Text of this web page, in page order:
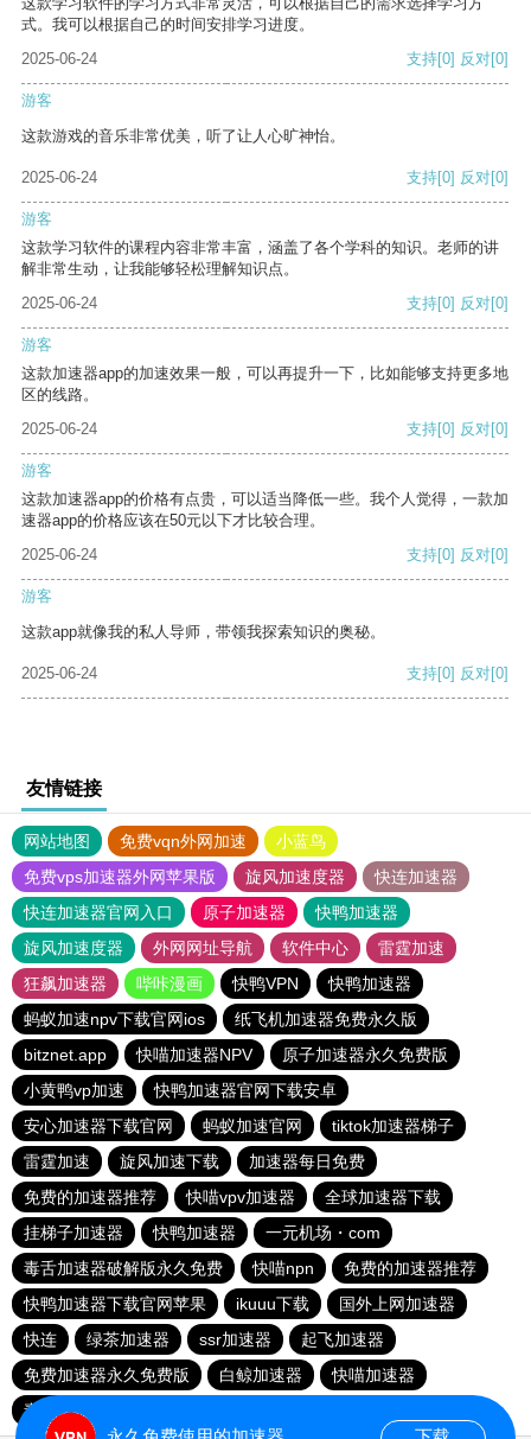
式。我可以根据自己的时间安排学习进度。
2025-06-24
支持[0] 反对[0]
游客
这款游戏的音乐非常优美，听了让人心旷神怡。
2025-06-24 支持[0] 反对[0]
游客
这款学习软件的课程内容非常丰富，涵盖了各个学科的知识。老师的讲
解非常生动，让我能够轻松理解知识点。
2025-06-24
支持[0] 反对[0]
游客
这款加速器app的加速效果一般，可以再提升一下，比如能够支持更多地
区的线路。
2025-06-24
支持[0] 反对[0]
游客
这款加速器app的价格有点贵，可以适当降低一些。我个人觉得，一款加
速器app的价格应该在50元以下才比较合理。
2025-06-24
支持[0] 反对[0]
游客
这款app就像我的私人导师，带领我探索知识的奥秘。
2025-06-24 支持[0] 反对[0]
友情链接
网站地图 免费vqn外网加速
小蓝鸟
免费vps加速器外网苹果版
旋风加速度器
快连加速器
快连加速器官网入口
原子加速器
快鸭加速器
旋风加速度器
外网网址导航 软件中心
雷霆加速
狂飙加速器
哔咔漫画 快鸭VPN
快鸭加速器
蚂蚁加速npv下载官网ios
纸飞机加速器免费永久版
bitznet.app
快喵加速器NPV
原子加速器永久免费版
小黄鸭vp加速
快鸭加速器官网下载安卓
安心加速器下载官网
蚂蚁加速官网
tiktok加速器梯子
雷霆加速
旋风加速下载
加速器每日免费
免费的加速器推荐
快喵vpv加速器
全球加速器下载
挂梯子加速器
快鸭加速器
一元机场・com
毒舌加速器破解版永久免费
快喵npn
免费的加速器推荐
快鸭加速器下载官网苹果
ikuuu下载
国外上网加速器
快连
绿茶加速器 ssr加速器
起飞加速器
免费加速器永久免费版
白鲸加速器
快喵加速器
毒舌加速器破解版永久免费